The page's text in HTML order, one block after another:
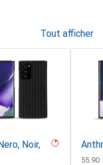
Tout afficher
Noir,
CHF
55.90